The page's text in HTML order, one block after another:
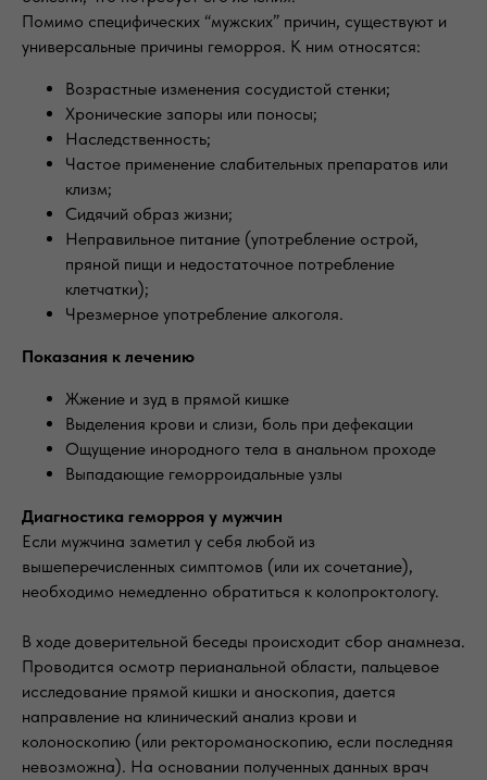
Помимо специфических “мужских” причин, существуют и
универсальные причины геморроя. К ним относятся:
Возрастные изменения сосудистой стенки;
Хронические запоры или поносы;
Наследственность;
Частое применение слабительных препаратов или
клизм;
Сидячий образ жизни;
Неправильное питание (употребление острой,
пряной пищи и недостаточное потребление
клетчатки);
Чрезмерное употребление алкоголя.
Показания к лечению
Жжение и зуд в прямой кишке
Выделения крови и слизи, боль при дефекации
Ощущение инородного тела в анальном проходе
Выпадающие геморроидальные узлы
Диагностика геморроя у мужчин
Если мужчина заметил у себя любой из
вышеперечисленных симптомов (или их сочетание),
необходимо немедленно обратиться к колопроктологу.
В ходе доверительной беседы происходит сбор анамнеза.
Проводится осмотр перианальной области, пальцевое
исследование прямой кишки и аноскопия, дается
направление на клинический анализ крови и
колоноскопию (или ректороманоскопию, если последняя
невозможна). На основании полученных данных врач